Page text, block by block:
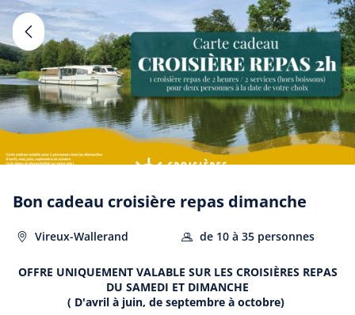
Passer
au
contenu
𝗜𝗡𝗙𝗢𝗦 𝗣𝗥𝗔𝗧𝗜𝗤𝗨𝗘𝗦 : 𝗔𝗖𝗖𝗘̀𝗦 &
𝗦𝗧𝗔𝗧𝗜𝗢𝗡𝗡𝗘𝗠𝗘𝗡𝗧
🚗 Circulation : En raison de travaux sur le pont de
Givet, la circulation est perturbée. Si vous venez de
anticiper votre trajet.
dans quelques jours sur la Place Sourdille, rendant
💡 Notre conseil : Pour votre confort, nous vous
recommandons vivement de vous garer directement
J’ai un bon cadeau
Nos activités
10 activités disponibles
Bon cadeau croisière repas dimanche
Vireux-Wallerand de 10 à 35 personnes
OFFRE UNIQUEMENT VALABLE SUR LES CROISIÈRES REPAS
DU SAMEDI ET DIMANCHE
( D'avril à juin, de septembre à octobre)